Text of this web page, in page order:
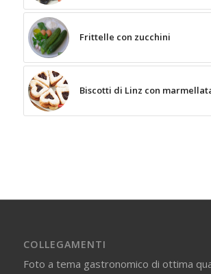
Frittelle con zucchini
Biscotti di Linz con
COLLEGAMENTI
Foto a tema gastronomico di ottima